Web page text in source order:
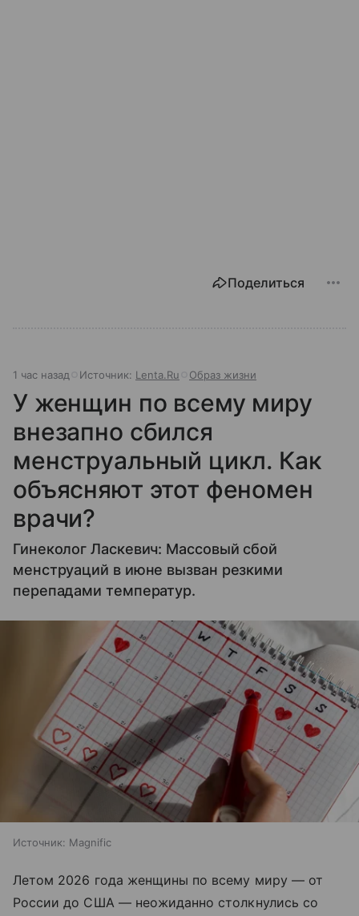
Поделиться
1 час назад Источник: Lenta.Ru Образ жизни
У женщин по всему миру
внезапно сбился
менструальный цикл. Как
объясняют этот феномен
врачи?
Гинеколог Ласкевич: Массовый сбой
менструаций в июне вызван резкими
перепадами температур.
Источник: Magnific
Летом 2026 года женщины по всему миру — от
России до США — неожиданно столкнулись со